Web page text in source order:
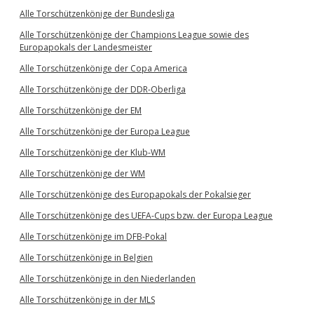
Alle Torschützenkönige der Bundesliga
Alle Torschützenkönige der Champions League sowie des
Europapokals der Landesmeister
Alle Torschützenkönige der Copa America
Alle Torschützenkönige der DDR-Oberliga
Alle Torschützenkönige der EM
Alle Torschützenkönige der Europa League
Alle Torschützenkönige der Klub-WM
Alle Torschützenkönige der WM
Alle Torschützenkönige des Europapokals der Pokalsieger
Alle Torschützenkönige des UEFA-Cups bzw. der Europa League
Alle Torschützenkönige im DFB-Pokal
Alle Torschützenkönige in Belgien
Alle Torschützenkönige in den Niederlanden
Alle Torschützenkönige in der MLS